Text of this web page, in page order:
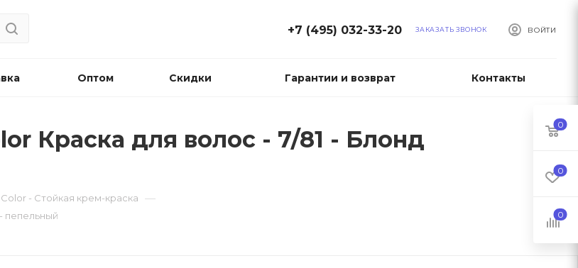
ВОЙТИ
+7 (495) 032-33-20 ЗАКАЗАТЬ ЗВОНОК
Оптом Скидки Гарантии и возврат Контакты
Краска для волос - 7/81 - Блонд
- Стойкая крем-краска —
пепельный
0
0
0